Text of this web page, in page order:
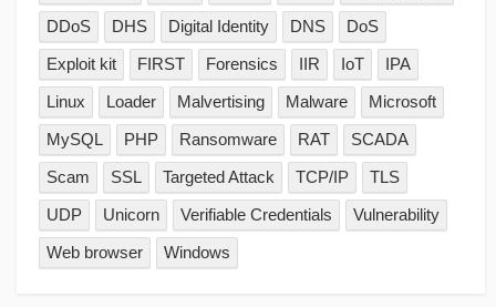
DDoS
DHS Digital Identity DNS
DoS
Exploit kit
FIRST Forensics IIR IoT
IPA
Linux
Loader Malvertising Malware
Microsoft
MySQL
PHP Ransomware RAT
SCADA
Scam
SSL Targeted Attack TCP/IP
TLS
UDP
Unicorn Verifiable Credentials
Vulnerability
Web browser
Windows